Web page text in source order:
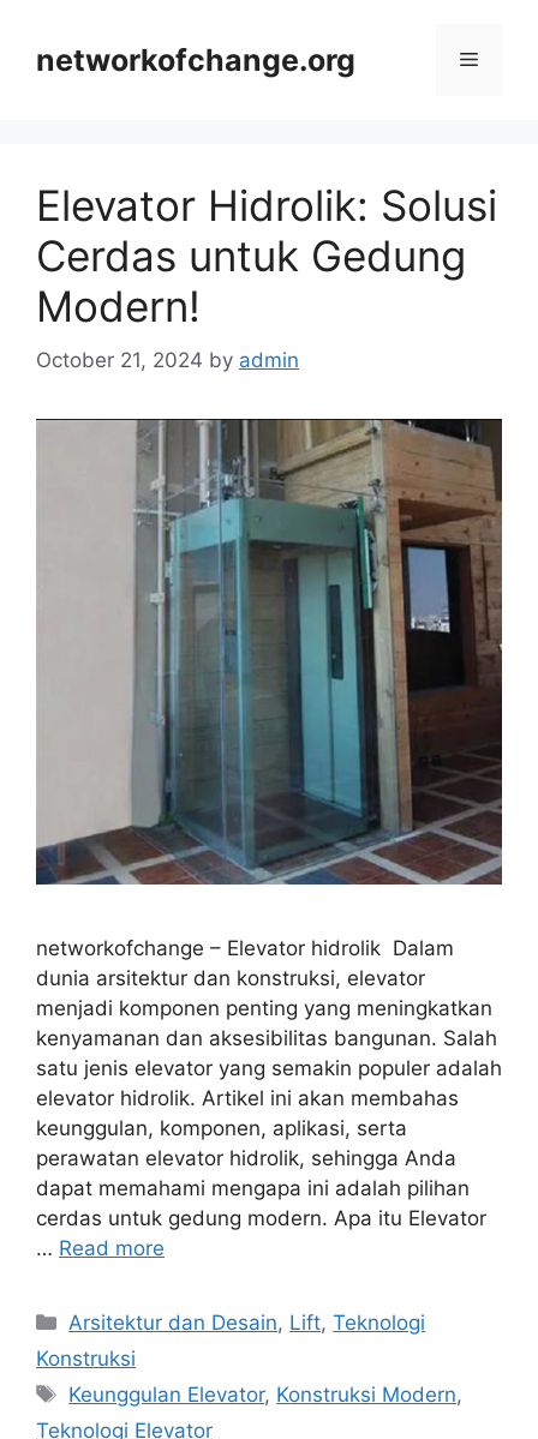
contentnetworkofchange.org Menu
Elevator Hidrolik: Solusi
Cerdas untuk Gedung
Modern!
October 21, 2024 by admin
networkofchange – Elevator hidrolik Dalam
dunia arsitektur dan konstruksi, elevator
menjadi komponen penting yang meningkatkan
kenyamanan dan aksesibilitas bangunan. Salah
satu jenis elevator yang semakin populer adalah
elevator hidrolik. Artikel ini akan membahas
keunggulan, komponen, aplikasi, serta
perawatan elevator hidrolik, sehingga Anda
dapat memahami mengapa ini adalah pilihan
cerdas untuk gedung modern. Apa itu Elevator
… Read more
Categories
Arsitektur dan Desain, Lift,Teknologi
Konstruksi
Tags
Keunggulan Elevator, Konstruksi Modern,
Teknologi Elevator